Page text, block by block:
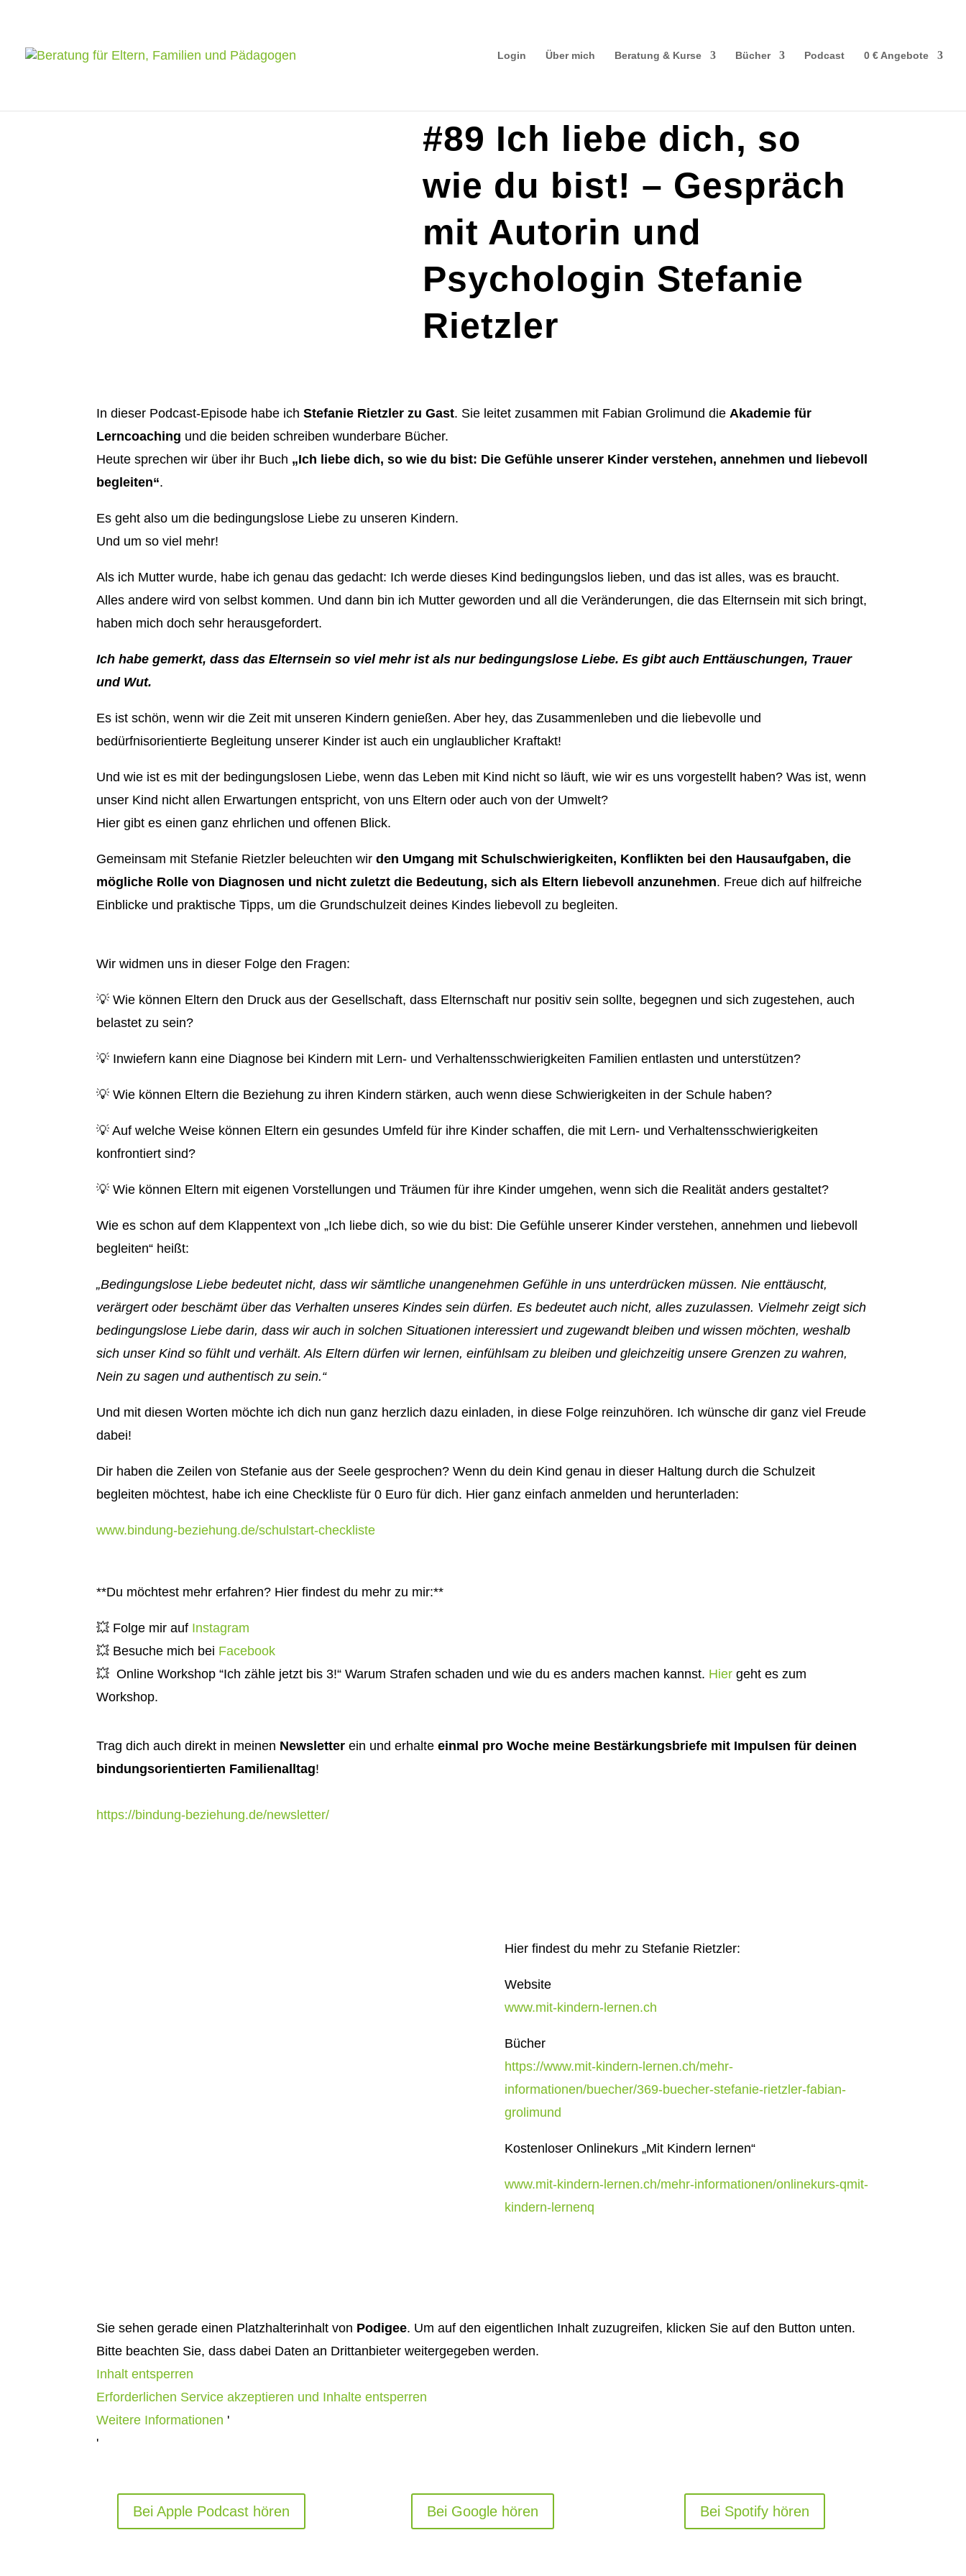
Login Über mich Beratung & Kurse Bücher Podcast 0 € Angebote
#89 Ich liebe dich, so
wie du bist! – Gespräch
mit Autorin und
Psychologin Stefanie
Rietzler
In dieser Podcast-Episode habe ichStefanie Rietzler zu Gast. Sie leitet zusammen mit Fabian Grolimund dieAkademie für
Lerncoaching und die beiden schreiben wunderbare Bücher.
Heute sprechen wir über ihr Buch „Ich liebe dich, so wie du bist: Die Gefühle unserer Kinder verstehen, annehmen und liebevoll
begleiten“.
Es geht also um die bedingungslose Liebe zu unseren Kindern.
Und um so viel mehr!
Als ich Mutter wurde, habe ich genau das gedacht: Ich werde dieses Kind bedingungslos lieben, und das ist alles, was es braucht.
Alles andere wird von selbst kommen. Und dann bin ich Mutter geworden und all die Veränderungen, die das Elternsein mit sich bringt,
haben mich doch sehr herausgefordert.
Ich habe gemerkt, dass das Elternsein so viel mehr ist als nur bedingungslose Liebe. Es gibt auch Enttäuschungen, Trauer
und Wut.
Es ist schön, wenn wir die Zeit mit unseren Kindern genießen. Aber hey, das Zusammenleben und die liebevolle und
bedürfnisorientierte Begleitung unserer Kinder ist auch ein unglaublicher Kraftakt!
Und wie ist es mit der bedingungslosen Liebe, wenn das Leben mit Kind nicht so läuft, wie wir es uns vorgestellt haben? Was ist, wenn
unser Kind nicht allen Erwartungen entspricht, von uns Eltern oder auch von der Umwelt?
Hier gibt es einen ganz ehrlichen und offenen Blick.
Gemeinsam mit Stefanie Rietzler beleuchten wirden Umgang mit Schulschwierigkeiten, Konflikten bei den Hausaufgaben, die
mögliche Rolle von Diagnosen und nicht zuletzt die Bedeutung, sich als Eltern liebevoll anzunehmen. Freue dich auf hilfreiche
Einblicke und praktische Tipps, um die Grundschulzeit deines Kindes liebevoll zu begleiten.
Wir widmen uns in dieser Folge den Fragen:
💡 Wie können Eltern den Druck aus der Gesellschaft, dass Elternschaft nur positiv sein sollte, begegnen und sich zugestehen, auch
belastet zu sein?
💡 Inwiefern kann eine Diagnose bei Kindern mit Lern- und Verhaltensschwierigkeiten Familien entlasten und unterstützen?
💡 Wie können Eltern die Beziehung zu ihren Kindern stärken, auch wenn diese Schwierigkeiten in der Schule haben?
💡 Auf welche Weise können Eltern ein gesundes Umfeld für ihre Kinder schaffen, die mit Lern- und Verhaltensschwierigkeiten
konfrontiert sind?
💡 Wie können Eltern mit eigenen Vorstellungen und Träumen für ihre Kinder umgehen, wenn sich die Realität anders gestaltet?
Wie es schon auf dem Klappentext von „Ich liebe dich, so wie du bist: Die Gefühle unserer Kinder verstehen, annehmen und liebevoll
begleiten“ heißt:
„Bedingungslose Liebe bedeutet nicht, dass wir sämtliche unangenehmen Gefühle in uns unterdrücken müssen. Nie enttäuscht,
verärgert oder beschämt über das Verhalten unseres Kindes sein dürfen. Es bedeutet auch nicht, alles zuzulassen. Vielmehr zeigt sich
bedingungslose Liebe darin, dass wir auch in solchen Situationen interessiert und zugewandt bleiben und wissen möchten, weshalb
sich unser Kind so fühlt und verhält. Als Eltern dürfen wir lernen, einfühlsam zu bleiben und gleichzeitig unsere Grenzen zu wahren,
Nein zu sagen und authentisch zu sein.“
Und mit diesen Worten möchte ich dich nun ganz herzlich dazu einladen, in diese Folge reinzuhören. Ich wünsche dir ganz viel Freude
dabei!
Dir haben die Zeilen von Stefanie aus der Seele gesprochen? Wenn du dein Kind genau in dieser Haltung durch die Schulzeit
begleiten möchtest, habe ich eine Checkliste für 0 Euro für dich. Hier ganz einfach anmelden und herunterladen:
www.bindung-beziehung.de/schulstart-checkliste
**Du möchtest mehr erfahren? Hier findest du mehr zu mir:**
💥 Folge mir auf Instagram
💥 Besuche mich bei Facebook
💥 Online Workshop “Ich zähle jetzt bis 3!“ Warum Strafen schaden und wie du es anders machen kannst. Hier geht es zum
Workshop.
Trag dich auch direkt in meinen Newsletterein und erhalteeinmal pro Woche meine Bestärkungsbriefe mit Impulsen für deinen
bindungsorientierten Familienalltag!
https://bindung-beziehung.de/newsletter/
Hier findest du mehr zu Stefanie Rietzler:
Website
www.mit-kindern-lernen.ch
Bücher
https://www.mit-kindern-lernen.ch/mehr-
informationen/buecher/369-buecher-stefanie-rietzler-fabian-
grolimund
Kostenloser Onlinekurs „Mit Kindern lernen“
www.mit-kindern-lernen.ch/mehr-informationen/onlinekurs-qmit-
kindern-lernenq
Sie sehen gerade einen Platzhalterinhalt von Podigee. Um auf den eigentlichen Inhalt zuzugreifen, klicken Sie auf den Button unten.
Bitte beachten Sie, dass dabei Daten an Drittanbieter weitergegeben werden.
Inhalt entsperren
Erforderlichen Service akzeptieren und Inhalte entsperren
Weitere Informationen '
'
Bei Apple Podcast hören Bei Google hören Bei Spotify hören